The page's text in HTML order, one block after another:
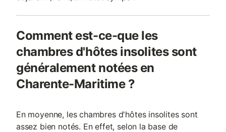
Comment est-ce-que les
chambres d'hôtes insolites sont
généralement notées en
Charente-Maritime ?
En moyenne, les chambres d'hôtes insolites sont
assez bien notés. En effet, selon la base de